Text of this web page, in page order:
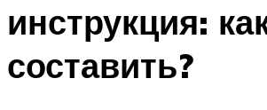
инструкция:
составить?